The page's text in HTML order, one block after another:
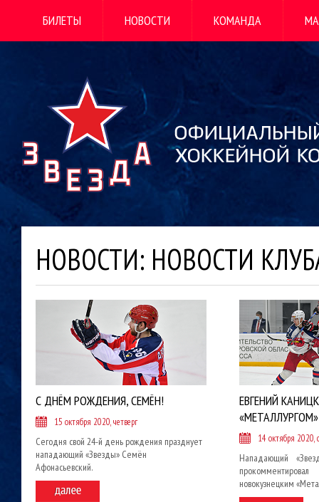
БИЛЕТЫ НОВОСТИ КОМАНДА
НОВОСТИ: НОВОСТИ
С ДНЁМ РОЖДЕНИЯ, СЕМЁН!
15 октября 2020, четверг
Сегодня свой 24-й день рождения празднует
нападающий «Звезды» Семён
Афонасьевский.
ЕВГЕНИЙ
«МЕТАЛЛУРГОМ»
14 октября 2020,
Нападающий
новокузнецким